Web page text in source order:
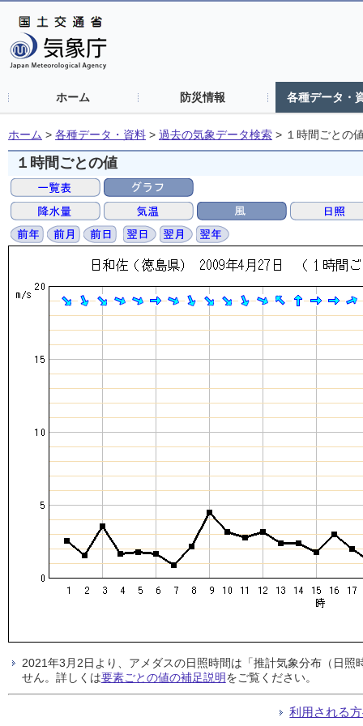
ホーム 防災情報 各種データ・
ホーム > 各種データ・資料 > 過去の気象データ検索 > １時間ごとの
１時間ごとの値
2021年3月2日より、アメダスの日照時間は「推計気象分布（日
せん。詳しくは要素ごとの値の補足説明をご覧ください。
利用される